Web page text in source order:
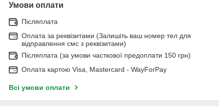
Умови оплати
Післяплата
Оплата за реквізитами (Залишіть ваш номер тел для
відправлення смс з реквізитами)
Післяплата (за умови часткової предоплати 150 грн)
Оплата картою Visa, Mastercard - WayForPay
Всі умови оплати